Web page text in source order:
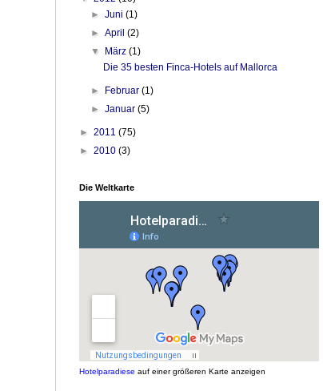
►Juni(1)
►April(2)
▼ März(1)
Die 35 besten Finca-Hotels auf Mallorca
► Februar(1)
►Januar(5)
► 2011 (75)
► 2010 (3)
Die Weltkarte
Hotelparadiese auf einer größeren Karte anzeigen